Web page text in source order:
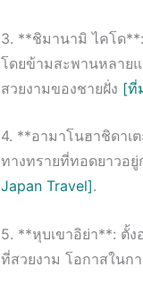
3. **ชิมานามิ ไคโด**:
โดยข้ามสะพานหลาย
สวยงามของชายฝั่ง [ที่
4. **อามาโนฮาชิดาเ
ทางทรายที่ทอดยาวอ
Japan Travel].
5. **หุบเขาอิย่า**: ตั้
ที่สวยงาม โอกาสในก